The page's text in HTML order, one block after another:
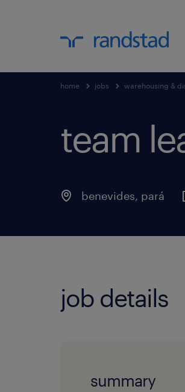
home jobs warehousing &
team
benevides, pará
job details
summary